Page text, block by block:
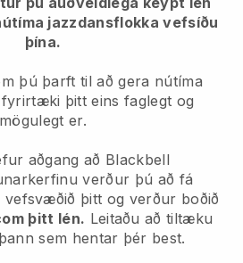
jazzdansflokka vefsíðu
þína.
þú þarft til að gera nútíma
þitt eins faglegt og
mögulegt er.
aðgang að Blackbell
verður þú að fá
þitt og verður boðið
þitt lén. Leitaðu að tiltæku
sem hentar þér best.